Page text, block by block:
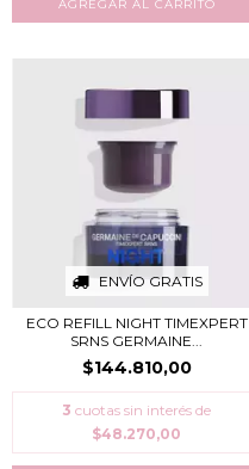
ENVÍO GRATIS
ECO REFILL NIGHT TIMEXPERT
SRNS GERMAINE...
$144.810,00
3 cuotas sin interés de
$48.270,00